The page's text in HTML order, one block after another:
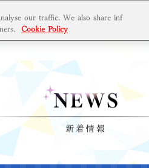
STAFF / CAST
our traffic. We also share inf
Cookie Policy